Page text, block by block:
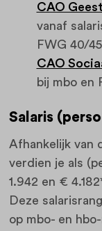
CAO
vanaf
FWG 40/
CAO
bij mbo en
Salaris
Afhankelijk van
verdien je als
1.942 en €
Deze
op mbo- en